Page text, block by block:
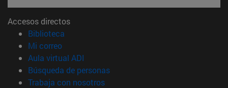
Accesos directos
Biblioteca
Mi correo(abre en nueva ventana)
Aula virtual ADI
Búsqueda de personas(abre en nueva ventana)
Trabaja con nosotros(abre en nueva ventana)